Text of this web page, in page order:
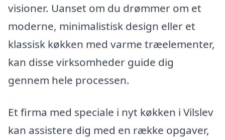
visioner. Uanset om du drømmer om et
moderne, minimalistisk design eller et
klassisk køkken med varme træelementer,
kan disse virksomheder guide dig
gennem hele processen.
Et firma med speciale i nyt køkken i Vilslev
kan assistere dig med en række opgaver,